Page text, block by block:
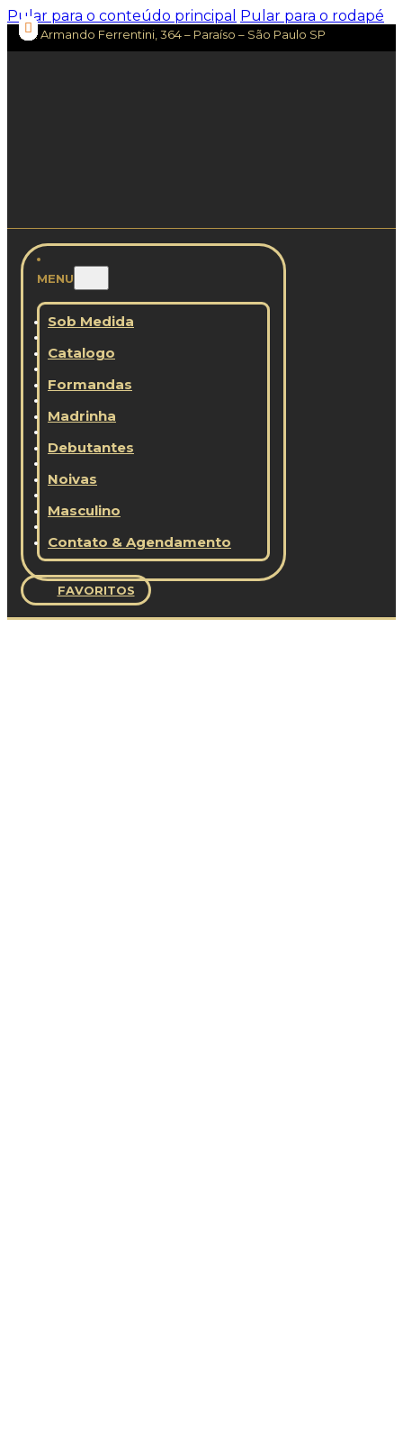
Pular para o conteúdo principal Pular para o rodapé
Av. Armando Ferrentini, 364 – Paraíso – São Paulo SP
MENU
Sob Medida
Catalogo
Formandas
Madrinha
Debutantes
Noivas
Masculino
Contato & Agendamento
FAVORITOS